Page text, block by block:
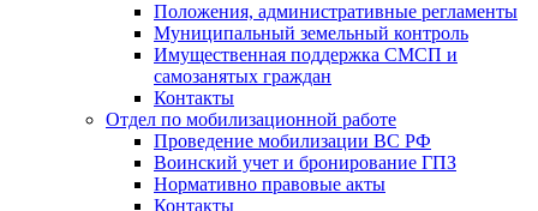
Положения, административные регламенты
Муниципальный земельный контроль
Имущественная поддержка СМСП и
самозанятых граждан
Контакты
Отдел по мобилизационной работе
Проведение мобилизации ВС РФ
Воинский учет и бронирование ГПЗ
Нормативно правовые акты
Контакты